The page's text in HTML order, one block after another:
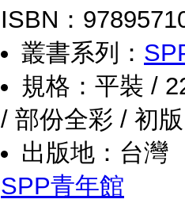
ISBN：
叢書系列：
規格：平裝 /
/ 部份全彩 / 初版
出版地：台灣
SPP青年館